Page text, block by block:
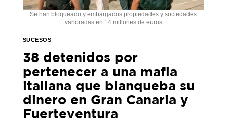
Se han bloqueado y embargados propiedades y sociedades
varloradas en 14 millones de euros
SUCESOS
38 detenidos por
pertenecer a una mafia
italiana que blanqueba su
dinero en Gran Canaria y
Fuerteventura